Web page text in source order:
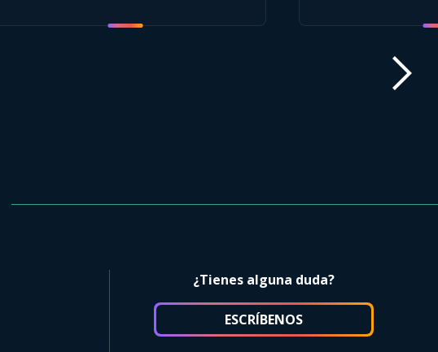
¿Tienes alguna duda?
ESCRÍBENOS